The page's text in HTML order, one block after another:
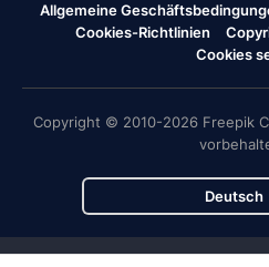
Allgemeine
Cookies-Richtlinien
Cookies
Copyright © 2010-2026 Freepik
Deutsch